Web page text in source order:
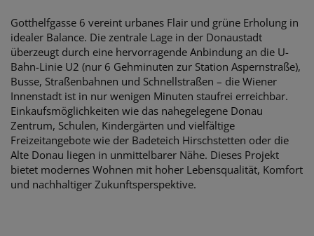
Gotthelfgasse 6 vereint urbanes Flair und grüne Erholung in
idealer Balance. Die zentrale Lage in der Donaustadt
überzeugt durch eine hervorragende Anbindung an die U-
Bahn-Linie U2 (nur 6 Gehminuten zur Station Aspernstraße),
Busse, Straßenbahnen und Schnellstraßen – die Wiener
Innenstadt ist in nur wenigen Minuten staufrei erreichbar.
Einkaufsmöglichkeiten wie das nahegelegene Donau
Zentrum, Schulen, Kindergärten und vielfältige
Freizeitangebote wie der Badeteich Hirschstetten oder die
Alte Donau liegen in unmittelbarer Nähe. Dieses Projekt
bietet modernes Wohnen mit hoher Lebensqualität, Komfort
und nachhaltiger Zukunftsperspektive.